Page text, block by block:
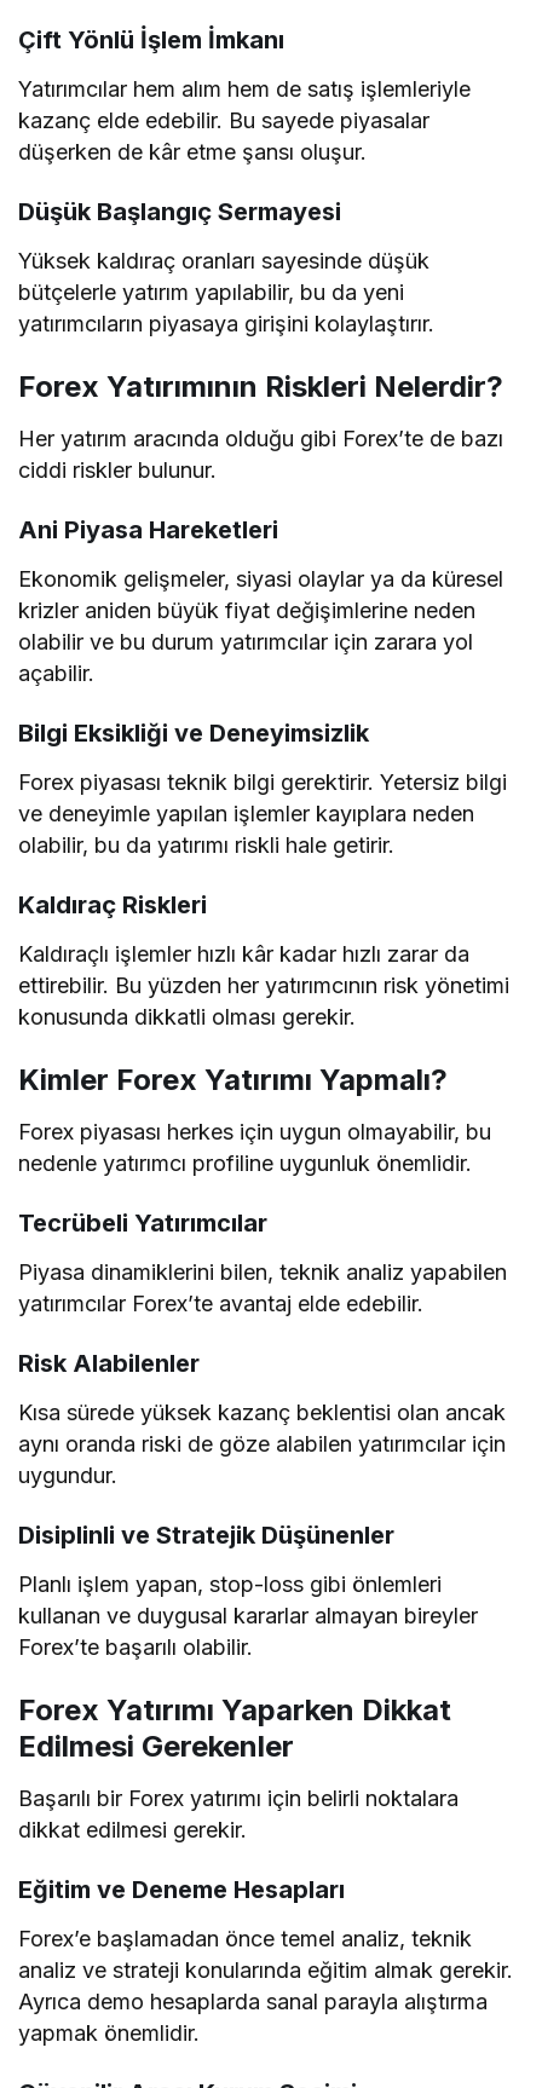
Çift Yönlü İşlem İmkanı
Yatırımcılar hem alım hem de satış işlemleriyle
kazanç elde edebilir. Bu sayede piyasalar
düşerken de kâr etme şansı oluşur.
Düşük Başlangıç Sermayesi
Yüksek kaldıraç oranları sayesinde düşük
bütçelerle yatırım yapılabilir, bu da yeni
yatırımcıların piyasaya girişini kolaylaştırır.
Forex Yatırımının Riskleri Nelerdir?
Her yatırım aracında olduğu gibi Forex’te de bazı
ciddi riskler bulunur.
Ani Piyasa Hareketleri
Ekonomik gelişmeler, siyasi olaylar ya da küresel
krizler aniden büyük fiyat değişimlerine neden
olabilir ve bu durum yatırımcılar için zarara yol
açabilir.
Bilgi Eksikliği ve Deneyimsizlik
Forex piyasası teknik bilgi gerektirir. Yetersiz bilgi
ve deneyimle yapılan işlemler kayıplara neden
olabilir, bu da yatırımı riskli hale getirir.
Kaldıraç Riskleri
Kaldıraçlı işlemler hızlı kâr kadar hızlı zarar da
ettirebilir. Bu yüzden her yatırımcının risk yönetimi
konusunda dikkatli olması gerekir.
Kimler Forex Yatırımı Yapmalı?
Forex piyasası herkes için uygun olmayabilir, bu
nedenle yatırımcı profiline uygunluk önemlidir.
Tecrübeli Yatırımcılar
Piyasa dinamiklerini bilen, teknik analiz yapabilen
yatırımcılar Forex’te avantaj elde edebilir.
Risk Alabilenler
Kısa sürede yüksek kazanç beklentisi olan ancak
aynı oranda riski de göze alabilen yatırımcılar için
uygundur.
Disiplinli ve Stratejik Düşünenler
Planlı işlem yapan, stop-loss gibi önlemleri
kullanan ve duygusal kararlar almayan bireyler
Forex’te başarılı olabilir.
Forex Yatırımı Yaparken Dikkat
Edilmesi Gerekenler
Başarılı bir Forex yatırımı için belirli noktalara
dikkat edilmesi gerekir.
Eğitim ve Deneme Hesapları
Forex’e başlamadan önce temel analiz, teknik
analiz ve strateji konularında eğitim almak gerekir.
Ayrıca demo hesaplarda sanal parayla alıştırma
yapmak önemlidir.